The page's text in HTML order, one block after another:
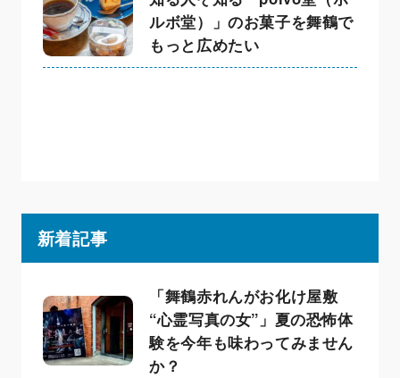
ルボ堂）」のお菓子を舞鶴で
もっと広めたい
新着記事
「舞鶴赤れんがお化け屋敷
“心霊写真の女”」夏の恐怖体
験を今年も味わってみません
か？